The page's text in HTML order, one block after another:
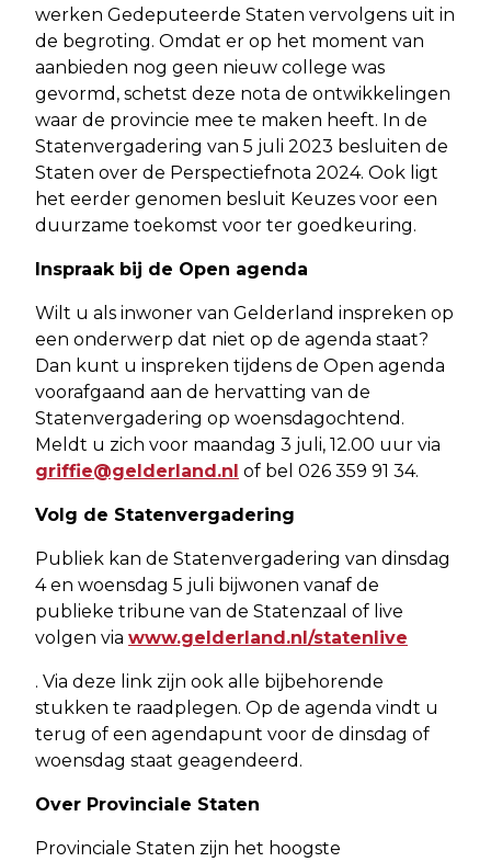
werken Gedeputeerde Staten vervolgens uit in
de begroting. Omdat er op het moment van
aanbieden nog geen nieuw college was
gevormd, schetst deze nota de ontwikkelingen
waar de provincie mee te maken heeft. In de
Statenvergadering van 5 juli 2023 besluiten de
Staten over de Perspectiefnota 2024. Ook ligt
het eerder genomen besluit Keuzes voor een
duurzame toekomst voor ter goedkeuring.
Inspraak bij de Open agenda
Wilt u als inwoner van Gelderland inspreken op
een onderwerp dat niet op de agenda staat?
Dan kunt u inspreken tijdens de Open agenda
voorafgaand aan de hervatting van de
Statenvergadering op woensdagochtend.
Meldt u zich voor maandag 3 juli, 12.00 uur via
griffie@gelderland.nl of bel 026 359 91 34.
Volg de Statenvergadering
Publiek kan de Statenvergadering van dinsdag
4 en woensdag 5 juli bijwonen vanaf de
publieke tribune van de Statenzaal of live
volgen via www.gelderland.nl/statenlive
. Via deze link zijn ook alle bijbehorende
stukken te raadplegen. Op de agenda vindt u
terug of een agendapunt voor de dinsdag of
woensdag staat geagendeerd.
Over Provinciale Staten
Provinciale Staten zijn het hoogste